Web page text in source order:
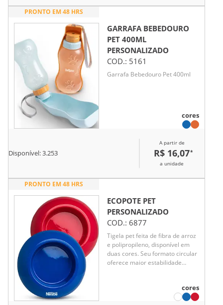
PRONTO EM 48 HRS
GARRAFA BEBEDOURO
PET 400ML
PERSONALIZADO
COD.: 5161
Garrafa Bebedouro Pet 400ml
cores
Disponível:3.253
A partir de
R$ 16,07*
a unidade
PRONTO EM 48 HRS
ECOPOTE PET
PERSONALIZADO
COD.: 6877
Tigela pet feita de fibra de arroz
e polipropileno, disponível em
duas cores. Seu formato circular
oferece maior estabilidade
praticidade na alimentaçãocores